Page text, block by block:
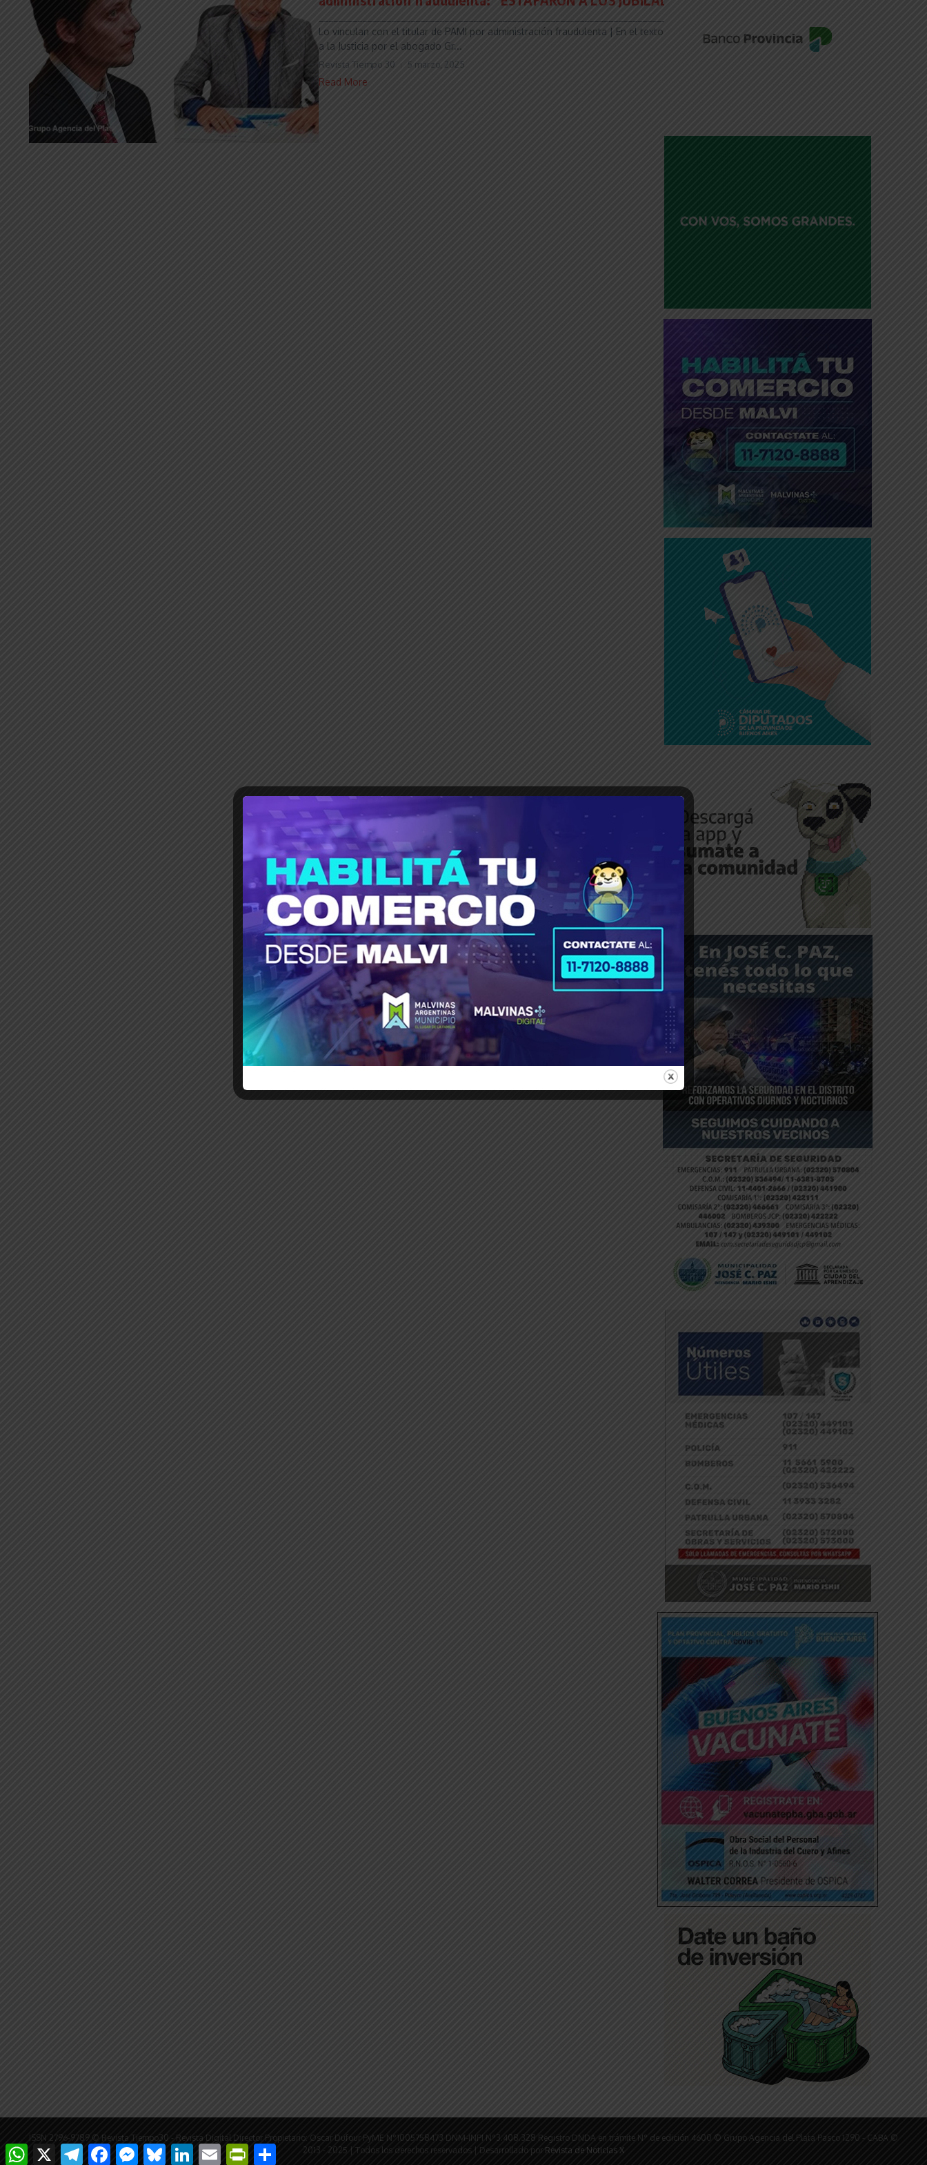
Lo vinculan con el titular de PAMI por administración fraudulenta | En el texto elevado
a la Justicia por el abogado Gr...
Revista Tiempo 30 5 marzo, 2025
Read More
ISSN 2796-9789 © Revista Tiempo30 - Revista Digital Director Propietario: Oscar Dufour PyME N°1005758473 DNM-INPI N°3.408.328 Registro DNDA en trámite N° de edición 4600 © Grupo Agencia del Plata Pasco 1290 - CABA ©
2013 - 2025 | Todos los derechos reservados | Desarrollado por Revista de Noticias X
WhatsApp TelegramFacebookMessengerBlueskyLinkedInEmail PrintFriendlyCompartir